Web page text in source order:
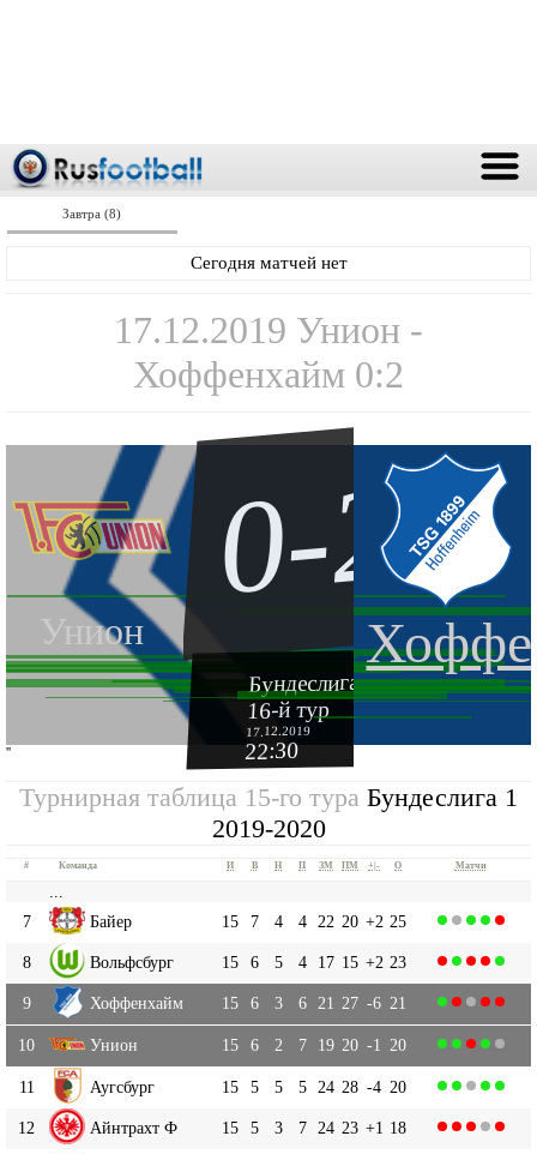
Завтра (8)
Сегодня матчей нет
17.12.2019 Унион -
Хоффенхайм 0:2
Унион
0-2
Бундеслига 1 2019-2020
16-й тур
17.12.2019
22:30
''
Турнирная таблица 15-го тура Бундеслига 1
2019-2020
# Команда И В Н П ЗМ ПМ +|- О Матчи
7
Байер 15 7 4 4 22 20 +2 25
8 Вольфсбург 15 6 5 4 17 15 +2 23
9 Хоффенхайм 15 6 3 6 21 27 -6 21
10 Унион 15 6 2 7 19 20 -1 20
11 Аугсбург 15 5 5 5 24 28 -4 20
12 Айнтрахт Ф 15 5 3 7 24 23 +1 18